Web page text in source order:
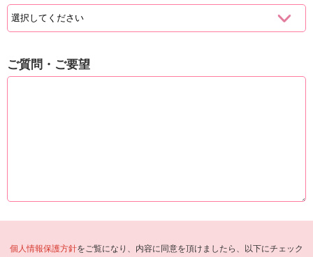
ご質問・ご要望
個人情報保護方針をご覧になり、内容に同意を頂けましたら、以下にチェック